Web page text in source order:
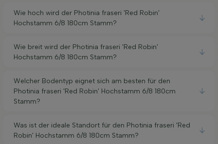
Wie hoch wird der Photinia fraseri 'Red Robin'
Hochstamm 6/8 180cm Stamm?
Wie breit wird der Photinia fraseri 'Red Robin'
Hochstamm 6/8 180cm Stamm?
Welcher Bodentyp eignet sich am besten für den
Photinia fraseri 'Red Robin' Hochstamm 6/8 180cm
Stamm?
Was ist der ideale Standort für den Photinia fraseri 'Red
Robin' Hochstamm 6/8 180cm Stamm?